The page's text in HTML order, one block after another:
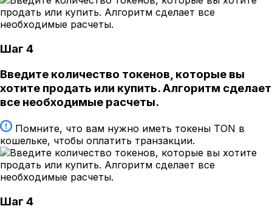
Шаг 4
Введите количество токенов, которые вы
хотите продать или купить. Алгоритм сделает
все необходимые расчеты.
Помните, что вам нужно иметь токены TON в
кошельке, чтобы оплатить транзакции.
Шаг 4